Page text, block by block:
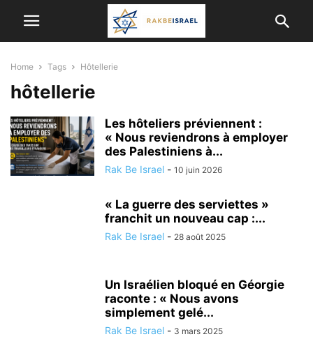
Home Tags Hôtellerie
hôtellerie
Les hôteliers préviennent :
« Nous reviendrons à employer
des Palestiniens à...
Rak Be Israel - 10 juin 2026
« La guerre des serviettes »
franchit un nouveau cap :...
Rak Be Israel - 28 août 2025
Un Israélien bloqué en Géorgie
raconte : « Nous avons
simplement gelé...
Rak Be Israel - 3 mars 2025